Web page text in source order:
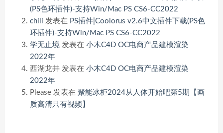
(PS色环插件)-支持Win/Mac PS CS6-CC2022
chili 发表在 PS插件|Coolorus v2.6中文插件下载(PS色
环插件)-支持Win/Mac PS CS6-CC2022
学无止境 发表在 小木C4D OC电商产品建模渲染
2022年
西湖龙井 发表在 小木C4D OC电商产品建模渲染
2022年
Please 发表在 聚能冰柜2024从人体开始吧第5期【画
质高清只有视频】